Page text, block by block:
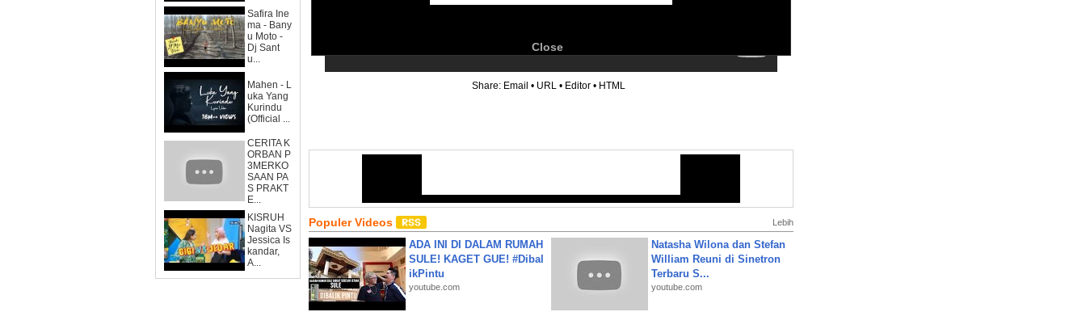
Safira Ine
ma - Bany
u Moto -
Dj Sant
u...
Mahen - L
uka Yang
Kurindu
(Official ...
CERITA K
ORBAN P
3MERKO
SAAN PA
S PRAKT
E...
KISRUH
Nagita VS
Jessica Is
kandar,
A...
Close
Share: Email • URL • Editor • HTML
Populer Videos Lebih
ADA INI DI DALAM RUMAH
SULE! KAGET GUE! #Dibal
ikPintu
youtube.com
Natasha Wilona dan Stefan
William Reuni di Sinetron
Terbaru S...
youtube.com